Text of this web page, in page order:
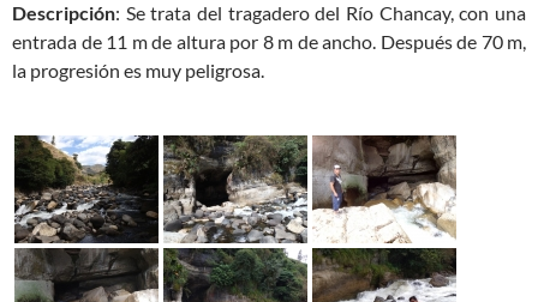
Descripción: Se trata del tragadero del Río Chancay, con una
entrada de 11 m de altura por 8 m de ancho. Después de 70 m,
la progresión es muy peligrosa.